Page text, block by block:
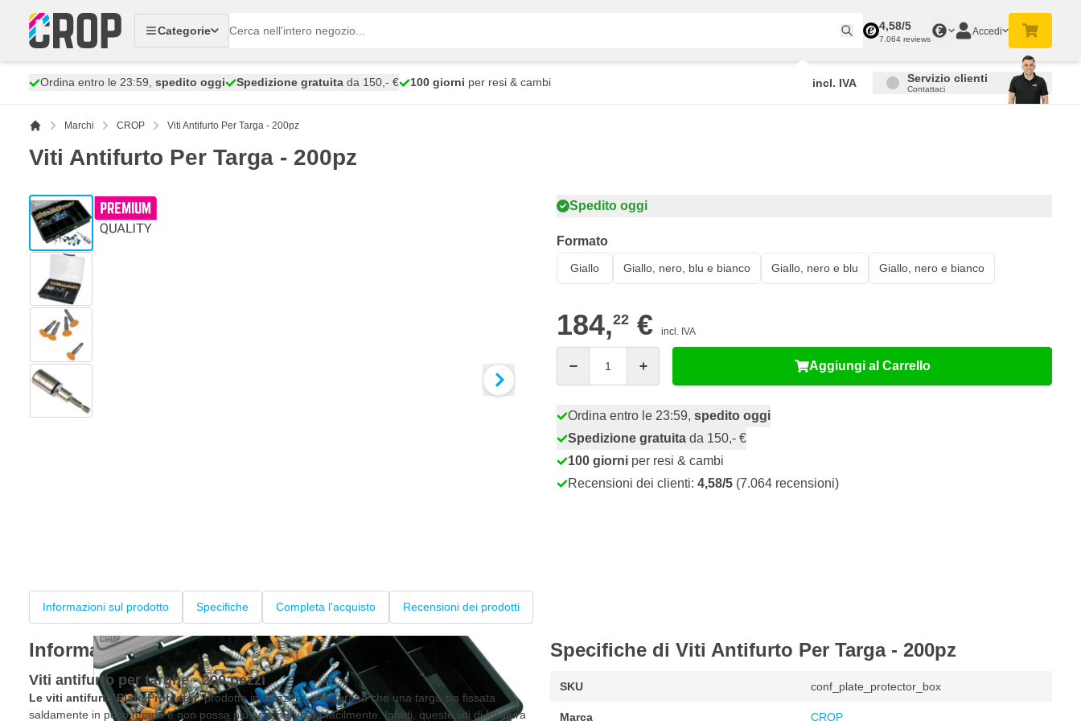
Categorie
4,58/5
7.064 reviews
€ Accedi
Ordina entro le 23:59, spedito oggi Spedizione gratuita da 150,- € 100 giorni per resi & cambi incl. IVA Servizio clienti
Contattaci
Marchi CROP Viti Antifurto Per Targa - 200pz
Viti Antifurto Per Targa - 200pz
View larger image
View larger image
View larger image
Spedito oggi
Formato
Giallo Giallo, nero, blu e bianco Giallo, nero e blu Giallo, nero e bianco
184,22 € incl. IVA
Aggiungi al Carrello
Ordina entro le 23:59, spedito oggi
Spedizione gratuita da 150,- €
100 giorni per resi & cambi
Recensioni dei clienti: 4,58/5 (7.064 recensioni)
Informazioni sul prodotto Specifiche Completa l'acquisto Recensioni dei prodotti
Informazioni sul prodotto
Viti antifurto per targhe - 200 pezzi
Le viti antifurto Plate Protector, prodotte in Svizzera, assicurano che una targa sia fissata
saldamente in poco tempo e non possa più essere rubata facilmente. Infatti, queste viti di foratura
Specifiche di Viti Antifurto Per Targa - 200pz
SKU conf_plate_protector_box
Marca CROP